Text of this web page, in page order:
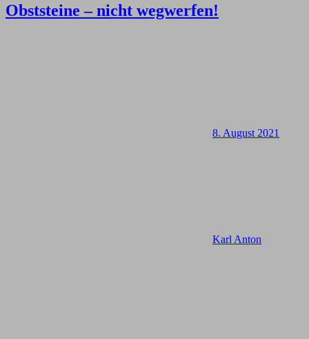
Obststeine – nicht wegwerfen!
8. August 2021
Karl Anton